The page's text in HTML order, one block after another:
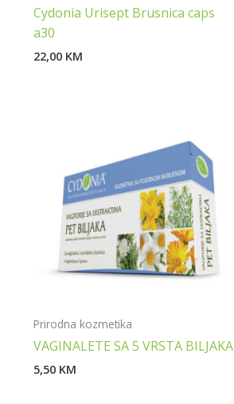
Cydonia Urisept Brusnica caps
a30
22,00 KM
Prirodna kozmetika
VAGINALETE SA 5 VRSTA BILJAKA
5,50 KM